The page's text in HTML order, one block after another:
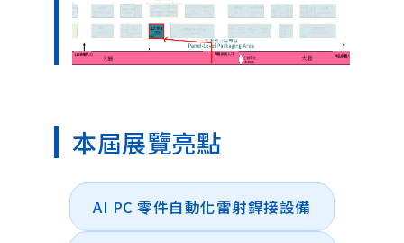
本屆展覽亮點
AI PC 零件自動化雷射銲接設備